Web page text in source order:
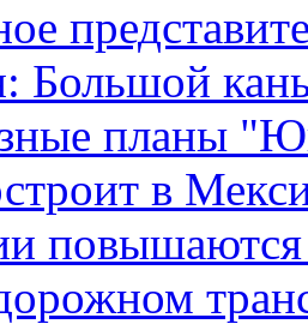
Большой
планы
в
повышаются